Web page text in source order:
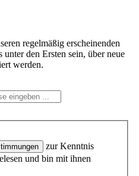
regelmäßig erscheinenden
den Ersten sein, über neue
werden.
zur Kenntnis
und bin mit ihnen